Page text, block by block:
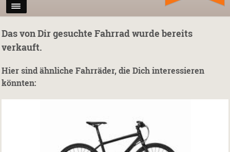
Das von Dir gesuchte Fahrrad wurde bereits
verkauft.
Hier sind ähnliche Fahrräder, die Dich interessieren
könnten: